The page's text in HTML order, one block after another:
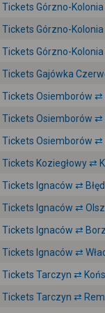
Tickets Górzno-
Tickets Górzno-
Tickets Górzno-
Tickets Gajówka
Tickets Osiemborów ⇄
Tickets Osiemborów ⇄
Tickets Osiemborów ⇄
Tickets Koziegłowy ⇄
Tickets Ignaców ⇄
Tickets Ignaców ⇄
Tickets Ignaców ⇄
Tickets Ignaców ⇄
Tickets Tarczyn ⇄
Tickets Tarczyn ⇄